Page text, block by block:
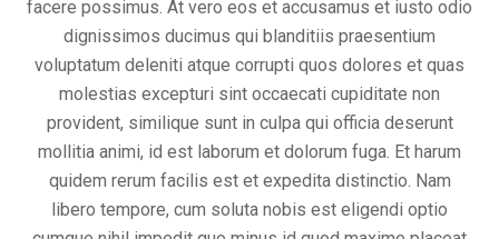
facere possimus. At vero eos et accusamus et iusto odio
dignissimos ducimus qui blanditiis praesentium
voluptatum deleniti atque corrupti quos dolores et quas
molestias excepturi sint occaecati cupiditate non
provident, similique sunt in culpa qui officia deserunt
mollitia animi, id est laborum et dolorum fuga. Et harum
quidem rerum facilis est et expedita distinctio. Nam
libero tempore, cum soluta nobis est eligendi optio